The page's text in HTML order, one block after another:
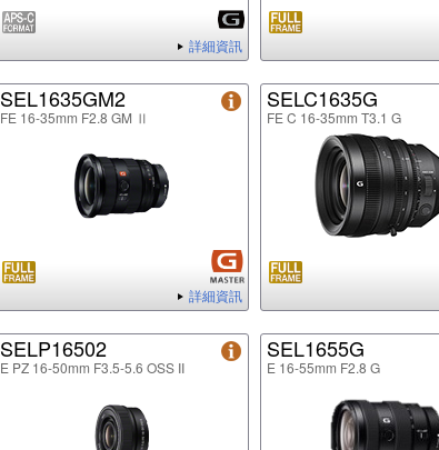
詳細資訊
SEL1635GM2
FE 16-35mm F2.8 GM Ⅱ
詳細資訊
SELC1635G
FE C 16-35mm T3.1 G
SELP16502
E PZ 16-50mm F3.5-5.6 OSS II
SEL1655G
E 16-55mm F2.8 G